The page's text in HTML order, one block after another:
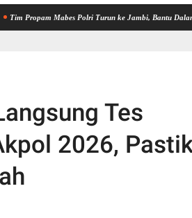
Mabes Polri Turun ke Jambi, Bantu Dalami Kasus
Tes
2026,